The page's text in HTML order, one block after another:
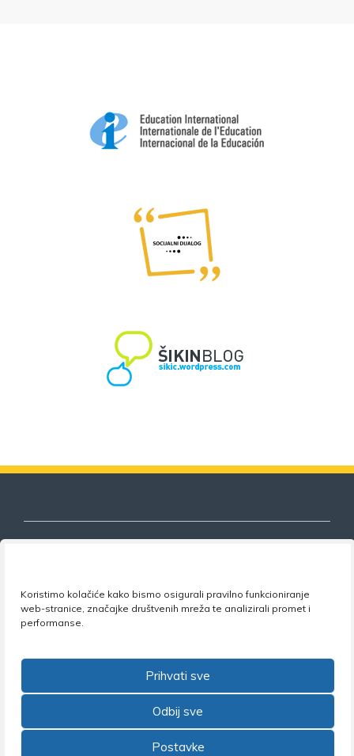
Koristimo kolačiće kako bismo osigurali pravilno funkcioniranje
web-stranice, značajke društvenih mreža te analizirali promet i
performanse.
Prihvati sve
Odbij sve
Postavke
Nezavisni sindikat znanosti i visokog
obrazovanja
Zagreb •Tel: +385 1 4847 337 •Email: uprava@nsz.hr